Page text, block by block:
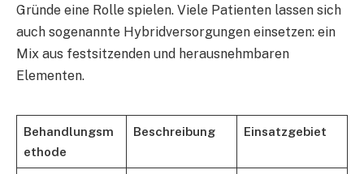
Gründe eine Rolle spielen. Viele Patienten lassen sich
auch sogenannte Hybridversorgungen einsetzen: ein
Mix aus festsitzenden und herausnehmbaren
Elementen.
Behandlungsm
ethode
Beschreibung Einsatzgebiet